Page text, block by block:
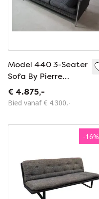
Model 440 3-Seater
Sofa By Pierre
Paulin For Artifort,
1962.
€ 4.875,-
Bied vanaf € 4.300,-
-16%